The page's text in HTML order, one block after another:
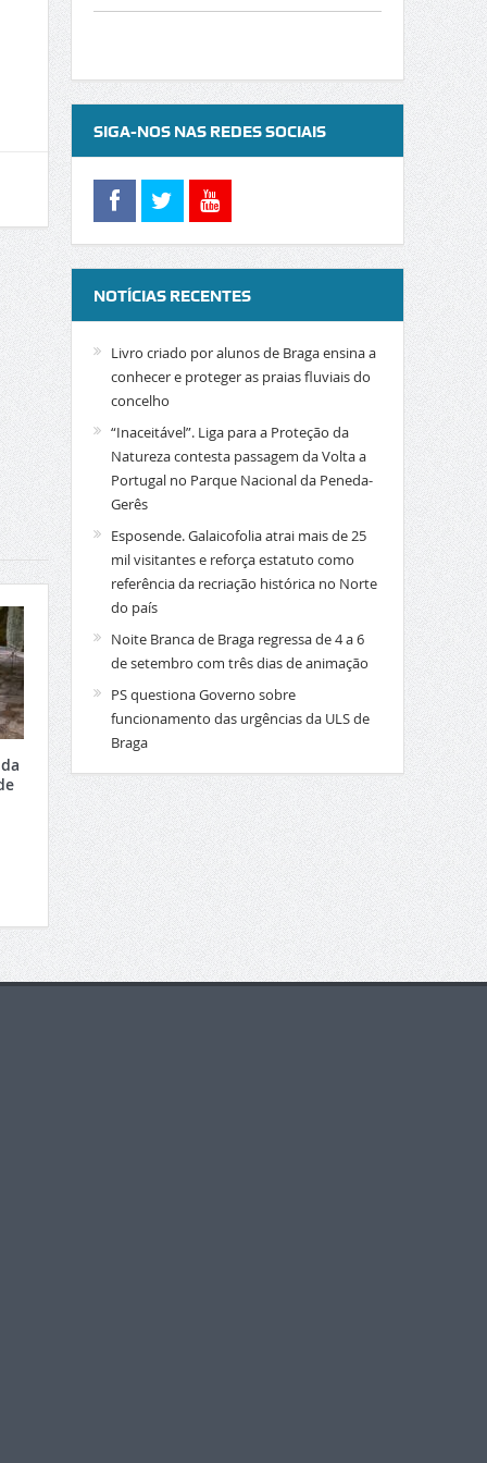
SIGA-NOS NAS REDES SOCIAIS
NOTÍCIAS RECENTES
Livro criado por alunos de Braga ensina a
conhecer e proteger as praias fluviais do
concelho
“Inaceitável”. Liga para a Proteção da
Natureza contesta passagem da Volta a
Portugal no Parque Nacional da Peneda-
Gerês
Esposende. Galaicofolia atrai mais de 25
mil visitantes e reforça estatuto como
referência da recriação histórica no Norte
do país
Noite Branca de Braga regressa de 4 a 6
de setembro com três dias de animação
PS questiona Governo sobre
funcionamento das urgências da ULS de
Braga